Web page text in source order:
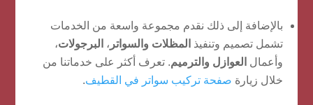
بالإضافة إلى ذلك نقدم مجموعة واسعة من الخدمات
تشمل تصميم وتنفيذ المظلات والسواتر ، البرجولات،
وأعمال العوازل والترميم. تعرف أكثر على خدماتنا من
خلال زيارة صفحة تركيب سواتر في القطيف.